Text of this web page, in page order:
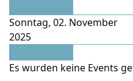
Sonntag, 02. November
2025
Es wurden keine Events